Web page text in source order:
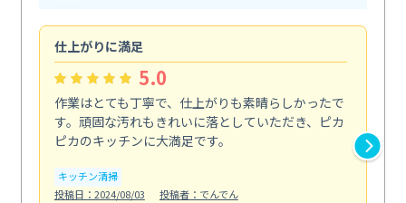
仕上がりに満足
5.0
作業はとても丁寧で、仕上がりも素晴らしかったで
す。頑固な汚れもきれいに落としていただき、ピカ
ピカのキッチンに大満足です。
キッチン清掃
投稿日：2024/08/03
投稿者：でんでん